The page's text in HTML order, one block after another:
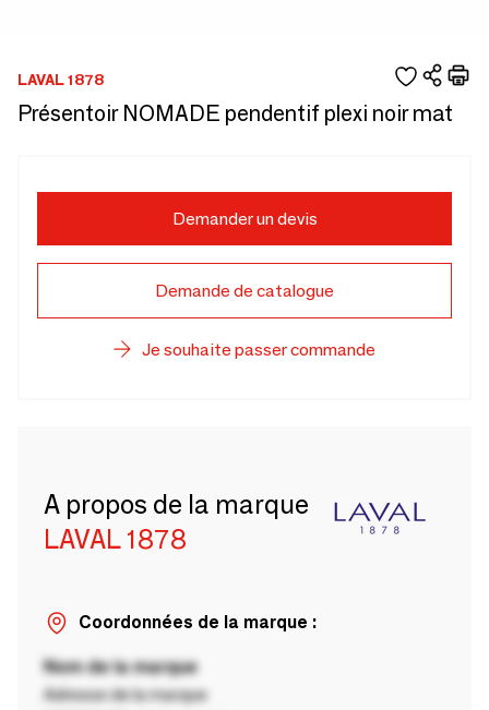
LAVAL 1878
Présentoir NOMADE pendentif plexi noir mat
Demander un devis
Demande de catalogue
Je souhaite passer commande
A propos de la marque
LAVAL 1878
Coordonnées de la marque :
Nom de la marque
Adresse de la marque